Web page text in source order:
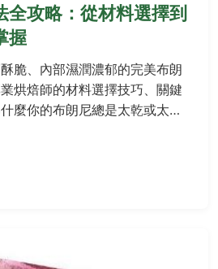
全攻略：從材料選擇到
握
脆、內部濕潤濃郁的完美布朗
烘焙師的材料選擇技巧、關鍵
麼你的布朗尼總是太乾或太
功！